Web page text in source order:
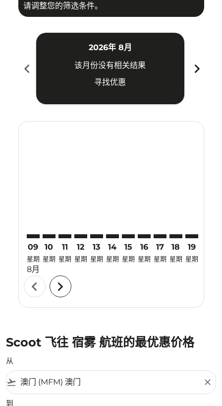
请调整您的筛选条件。
chevron_left
2026年 8月
该月份没有相关结果
寻找优惠
chevron_right
09
星期
8月
10
星期
11
星期
12
星期
13
星期
14
星期
15
星期
16
星期
17
星期
18
星期
19
星期
chevron_left chevron_right
Scoot 飞往 宿雾 航班的最优惠价格
从
flight_takeoff close
到